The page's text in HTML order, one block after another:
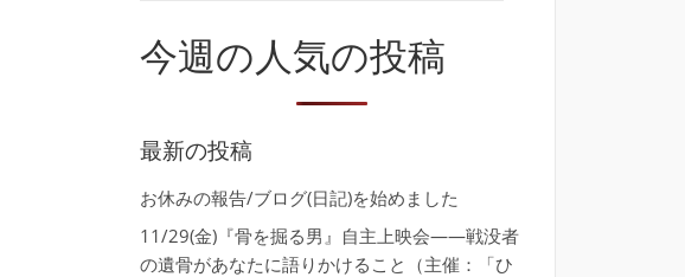
リ
今週の人気の投稿
最新の投稿
お休みの報告/ブログ(日記)を始めました
11/29(金)『骨を掘る男』自主上映会――戦没者
の遺骨があなたに語りかけること（主催：「ひ